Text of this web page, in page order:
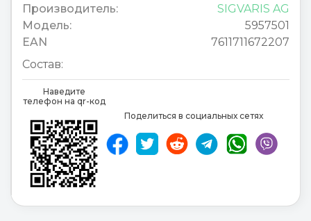
Производитель:
SIGVARIS AG
Модель:
5957501
EAN
7611711672207
Состав:
Наведите
телефон на qr-код
Поделиться в социальных сетях